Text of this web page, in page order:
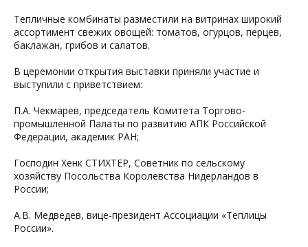
Тепличные комбинаты разместили на витринах широкий
ассортимент свежих овощей: томатов, огурцов, перцев,
баклажан, грибов и салатов.
В церемонии открытия выставки приняли участие и
выступили с приветствием:
П.А. Чекмарев, председатель Комитета Торгово-
промышленной Палаты по развитию АПК Российской
Федерации, академик РАН;
Господин Хенк СТИХТЕР, Советник по сельскому
хозяйству Посольства Королевства Нидерландов в
России;
А.В. Медведев, вице-президент Ассоциации «Теплицы
России».